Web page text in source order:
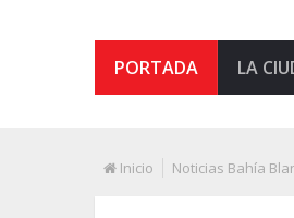
PORTADA LA
Inicio Noticias Bahía